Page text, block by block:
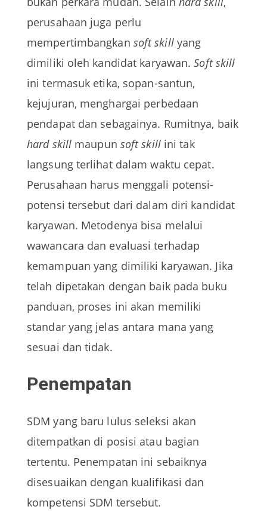
perusahaan juga perlu
mempertimbangkan soft skillyang
dimiliki oleh kandidat karyawan.Soft skill
ini termasuk etika, sopan-santun,
kejujuran, menghargai perbedaan
pendapat dan sebagainya. Rumitnya, baik
hard skill maupun soft skillini tak
langsung terlihat dalam waktu cepat.
Perusahaan harus menggali potensi-
potensi tersebut dari dalam diri kandidat
karyawan. Metodenya bisa melalui
wawancara dan evaluasi terhadap
kemampuan yang dimiliki karyawan. Jika
telah dipetakan dengan baik pada buku
panduan, proses ini akan memiliki
standar yang jelas antara mana yang
sesuai dan tidak.
Penempatan
SDM yang baru lulus seleksi akan
ditempatkan di posisi atau bagian
tertentu. Penempatan ini sebaiknya
disesuaikan dengan kualifikasi dan
kompetensi SDM tersebut.